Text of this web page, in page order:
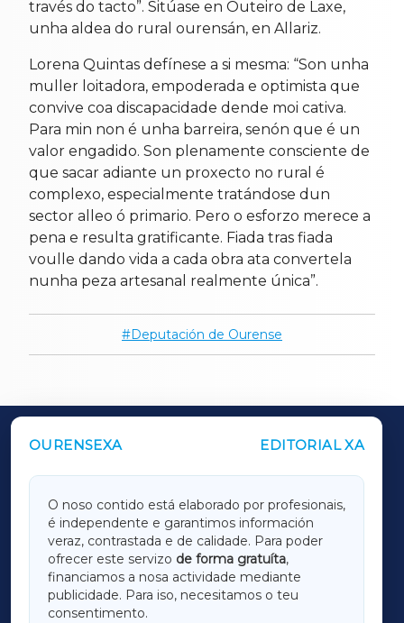
través do tacto”. Sitúase en Outeiro de Laxe,
unha aldea do rural ourensán, en Allariz.
Lorena Quintas defínese a si mesma: “Son unha
muller loitadora, empoderada e optimista que
convive coa discapacidade dende moi cativa.
Para min non é unha barreira, senón que é un
valor engadido. Son plenamente consciente de
que sacar adiante un proxecto no rural é
complexo, especialmente tratándose dun
sector alleo ó primario. Pero o esforzo merece a
pena e resulta gratificante. Fiada tras fiada
voulle dando vida a cada obra ata convertela
nunha peza artesanal realmente única”.
Deputación de Ourense
OURENSEXA EDITORIAL XA
O noso contido está elaborado por profesionais,
é independente e garantimos información
veraz, contrastada e de calidade. Para poder
ofrecer este servizo de forma gratuíta,
financiamos a nosa actividade mediante
publicidade. Para iso, necesitamos o teu
consentimento.
OUTROS PERIÓDICOS
LUGOXA
TERRACHAXA